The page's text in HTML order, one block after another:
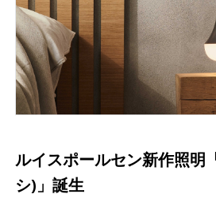
ルイスポールセン新作照
シ)」誕生